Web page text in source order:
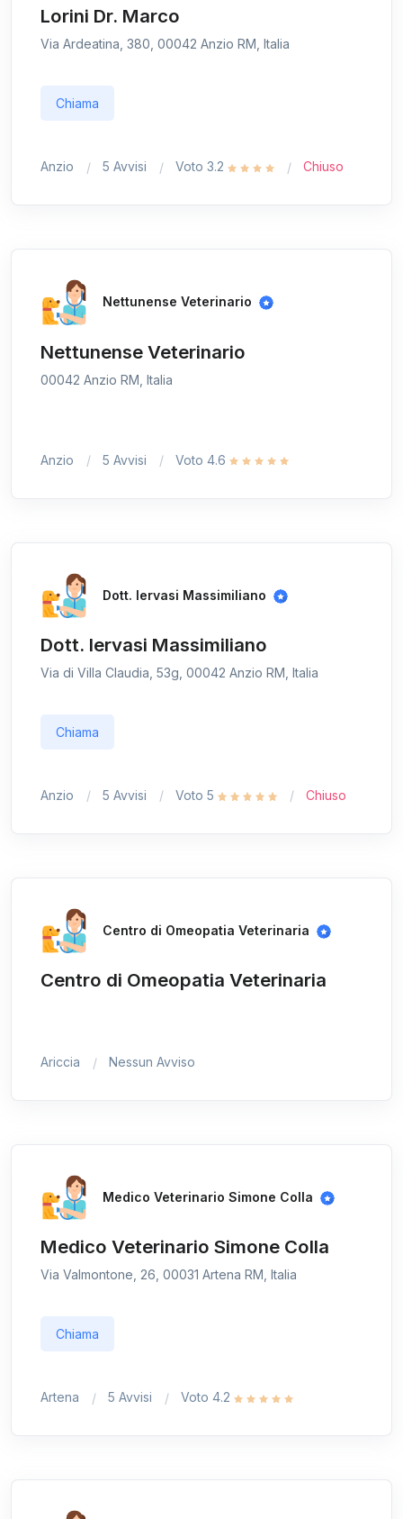
Lorini Dr. Marco
Via Ardeatina, 380, 00042 Anzio RM, Italia
Chiama
Anzio 5 Avvisi Voto 3.2 Chiuso
Nettunense Veterinario
Nettunense Veterinario
00042 Anzio RM, Italia
Anzio 5 Avvisi Voto 4.6
Dott. Iervasi Massimiliano
Dott. Iervasi Massimiliano
Via di Villa Claudia, 53g, 00042 Anzio RM, Italia
Chiama
Anzio 5 Avvisi Voto 5 Chiuso
Centro di Omeopatia Veterinaria
Centro di Omeopatia Veterinaria
Ariccia Nessun Avviso
Medico Veterinario Simone Colla
Medico Veterinario Simone Colla
Via Valmontone, 26, 00031 Artena RM, Italia
Chiama
Artena 5 Avvisi Voto 4.2